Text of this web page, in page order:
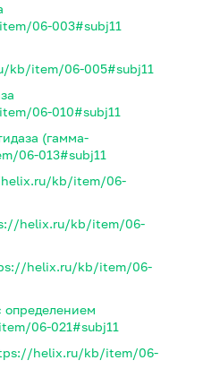
06-003#subj11
kb/item/06-005#subj11
06-010#subj11
(гамма-
06-013#subj11
kb/item/06-
helix.ru/kb/item/06-
helix.ru/kb/item/06-
определением
06-021#subj11
helix.ru/kb/item/06-